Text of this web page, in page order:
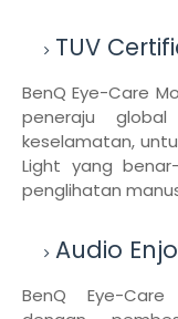
TUV
BenQ Eye-Care
peneraju
keselamatan,
Light yang
penglihatan
Audio
BenQ Eye-Care